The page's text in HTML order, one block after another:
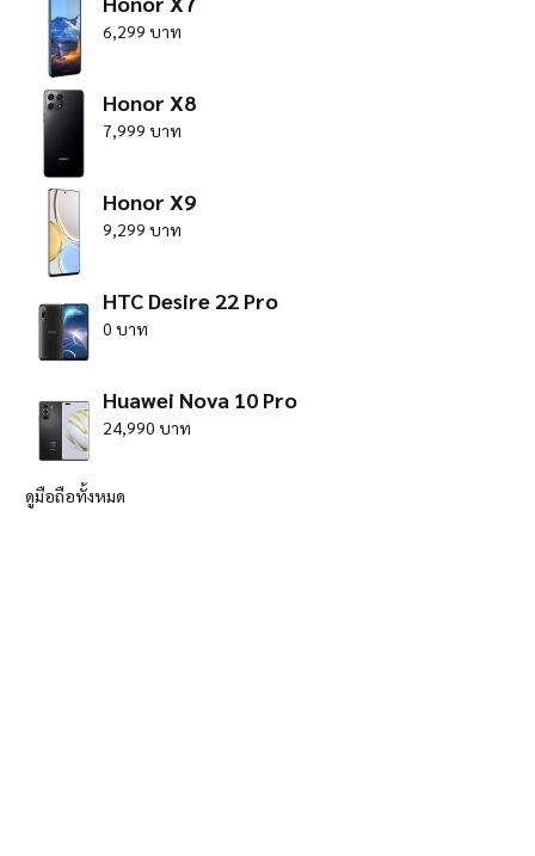
6,299 บาท
Honor X8
7,999 บาท
Honor X9
9,299 บาท
HTC Desire 22 Pro
0 บาท
Huawei Nova 10 Pro
24,990 บาท
ดูมือถือทั้งหมด